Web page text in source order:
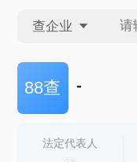
查企业
查企业
88查 -
法定代表人